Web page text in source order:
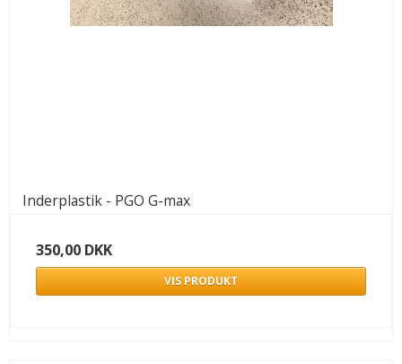
Inderplastik - PGO G-max
350,00 DKK
VIS PRODUKT